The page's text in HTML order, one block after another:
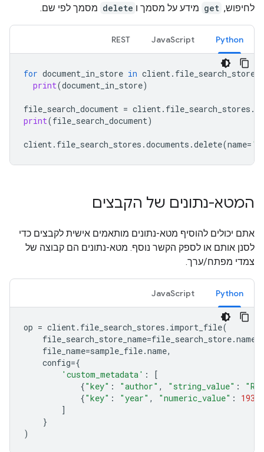
לחיפוש, get מידע על מסמך ו delete מסמך לפי שם.
Python
JavaScript
REST
for document_in_store in client. file_search_stores
print(document_in_store)
file_search_document = client. file_search_stores .
print(file_search_document)
client. file_search_stores .documents .delete(name=
המטא-נתונים של הקבצים
אתם יכולים להוסיף מטא-נתונים מותאמים אישית לקבצים כדי
לסנן אותם או לספק הקשר נוסף. מטא-נתונים הם קבוצה של
צמדי מפתח/ערך.
Python
JavaScript
op = client. file_search_stores . import_file(
file_search_store_name=file_search_store.name
file_name=sample_file.name,
config={
'custom_metadata' :
[
{"key" : "author" , "string_value" :
{"key" : "year" , "numeric_value" : 1934
]
}
)